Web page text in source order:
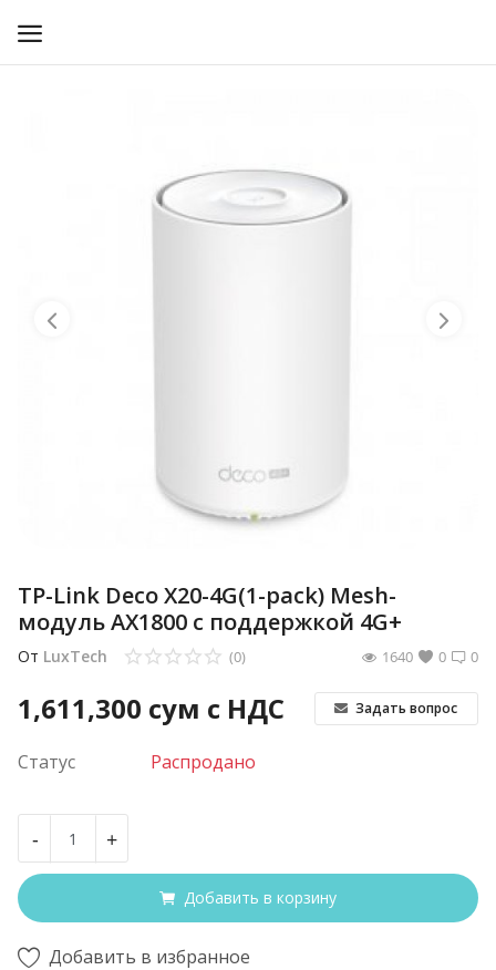
TP-Link Deco X20-4G(1-pack) Mesh-
модуль AX1800 с поддержкой 4G+
От LuxTech 0
(0) 0
1640
1,611,300 сум с НДС Задать вопрос
Статус Распродано
- +
Добавить в корзину
Добавить в избранное